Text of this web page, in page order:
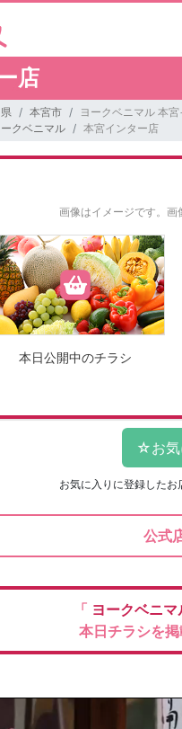
店
本宮市
ヨークベニマル 本
ークベニマル 本宮インター店
画像はイメージです。 画
本日公開中のチラシ
お気に入りに登録したお
公式
「 ヨークベニマ
本日チラシを